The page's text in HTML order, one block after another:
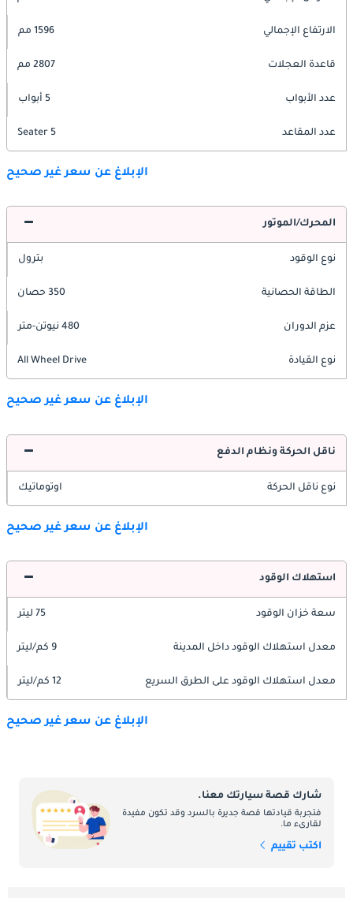
الارتفاع الإجمالي 1596 مم
قاعدة العجلات 2807 مم
عدد الأبواب 5 أبواب
عدد المقاعد 5 Seater
الإبلاغ عن سعر غير صحيح
المحرك/الموتور
نوع الوقود بترول
الطاقة الحصانية 350 حصان
عزم الدوران 480 نيوتن-متر
نوع القيادة All Wheel Drive
الإبلاغ عن سعر غير صحيح
ناقل الحركة ونظام الدفع
نوع ناقل الحركة اوتوماتيك
الإبلاغ عن سعر غير صحيح
استهلاك الوقود
سعة خزان الوقود 75 ليتر
معدل استهلاك الوقود داخل المدينة 9 كم/ليتر
معدل استهلاك الوقود على الطرق السريع 12 كم/ليتر
الإبلاغ عن سعر غير صحيح
شارك قصة سيارتك معنا.
فتجربة قيادتها قصة جديرة بالسرد وقد تكون مفيدة
لقارىء ما.
اكتب تقييم